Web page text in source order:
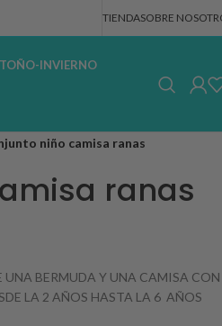
TIENDASOBRE
INVIERNO
niño camisa ranas
ranas
BERMUDA Y UNA CAMISA CON
LA 2 AÑOS HASTA LA 6 AÑOS